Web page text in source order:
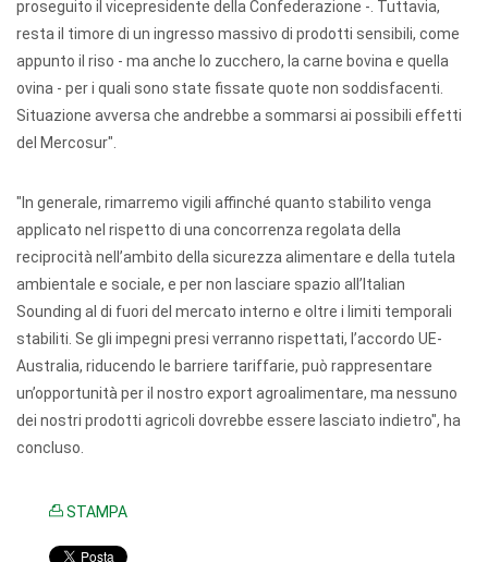
proseguito il vicepresidente della Confederazione -. Tuttavia,
resta il timore di un ingresso massivo di prodotti sensibili, come
appunto il riso - ma anche lo zucchero, la carne bovina e quella
ovina - per i quali sono state fissate quote non soddisfacenti.
Situazione avversa che andrebbe a sommarsi ai possibili effetti
del Mercosur".
"In generale, rimarremo vigili affinché quanto stabilito venga
applicato nel rispetto di una concorrenza regolata della
reciprocità nell’ambito della sicurezza alimentare e della tutela
ambientale e sociale, e per non lasciare spazio all’Italian
Sounding al di fuori del mercato interno e oltre i limiti temporali
stabiliti. Se gli impegni presi verranno rispettati, l’accordo UE-
Australia, riducendo le barriere tariffarie, può rappresentare
un’opportunità per il nostro export agroalimentare, ma nessuno
dei nostri prodotti agricoli dovrebbe essere lasciato indietro", ha
concluso.
STAMPA